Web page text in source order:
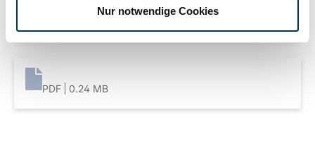
Nur notwendige Cookies
PDF 0.24 MB